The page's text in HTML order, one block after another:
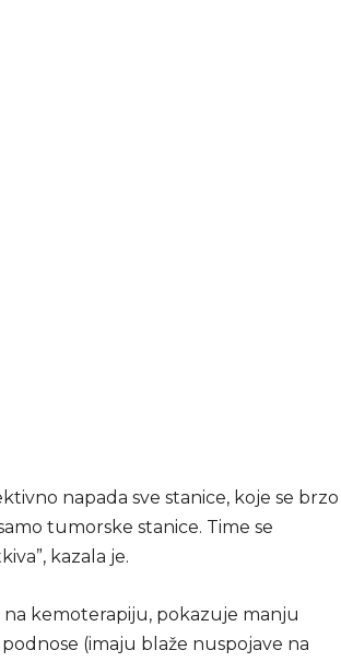
napada sve stanice, koje se brzo
tumorske stanice. Time se
kazala je.
na kemoterapiju, pokazuje manju
(imaju blaže nuspojave na